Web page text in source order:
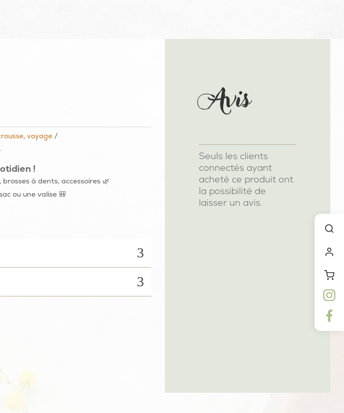
, voyage
!
à dents, accessoires 🌿
ou une valise 🎒
Avis
Seuls les clients
connectés ayant
acheté ce produit ont
la possibilité de
laisser un avis.